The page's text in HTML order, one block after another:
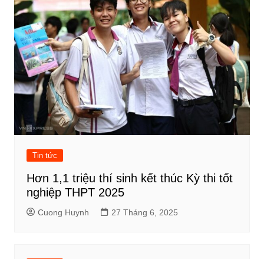
Tin tức
Hơn 1,1 triệu thí sinh kết thúc Kỳ thi tốt
nghiệp THPT 2025
Cuong Huynh 27 Tháng 6, 2025